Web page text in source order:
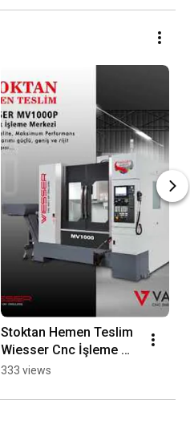
Stoktan Hemen Teslim
Wiesser Cnc İşleme
Merkezleri
333 views